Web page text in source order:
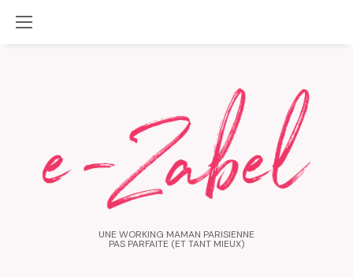
UNE WORKING MAMAN PARISIENNE
PAS PARFAITE (ET TANT MIEUX)